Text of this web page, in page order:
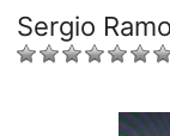
Sergio